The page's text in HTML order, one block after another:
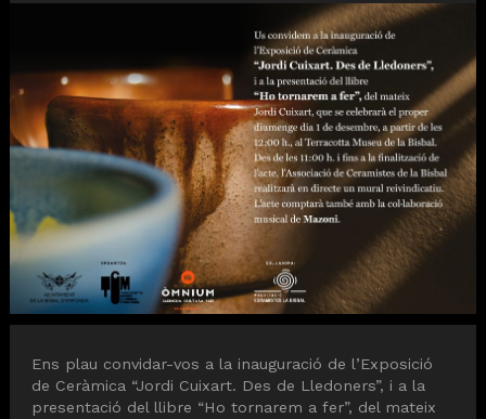
Diapositiva 1 de 1
Ens plau convidar-vos a la inauguració de l’Exposició
de Ceràmica “Jordi Cuixart. Des de Lledoners”, i a la
presentació del llibre “Ho tornarem a fer”, del mateix